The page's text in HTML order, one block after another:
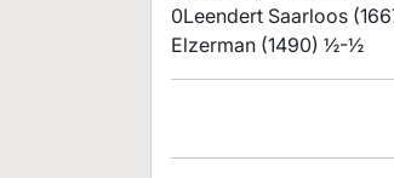
0Leendert Saarloos
Elzerman (1490) ½-½